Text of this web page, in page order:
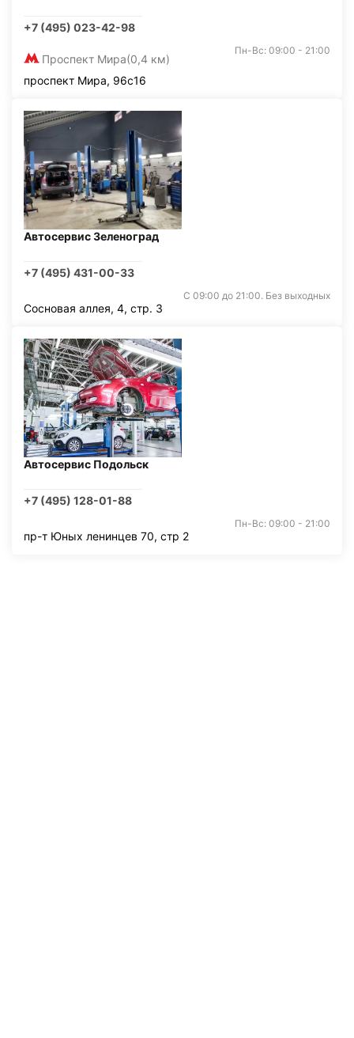
+7 (495) 023-42-98
Проспект Мира(0,4 км)
Пн-Вс: 09:00 - 21:00
проспект Мира, 96с16
Автосервис Зеленоград
+7 (495) 431-00-33
С 09:00 до 21:00. Без выходных
Сосновая аллея, 4, стр. 3
Автосервис Подольск
+7 (495) 128-01-88
Пн-Вс: 09:00 - 21:00
пр-т Юных ленинцев 70, стр 2